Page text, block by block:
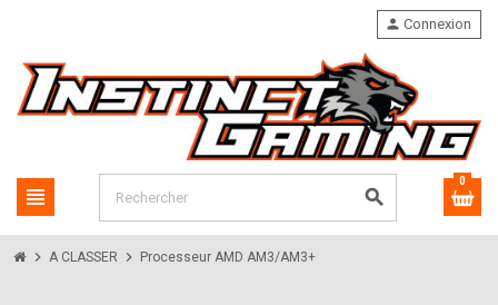
view_headline search
person Connexion
0
chevron_right A CLASSER chevron_right Processeur AMD AM3/AM3+